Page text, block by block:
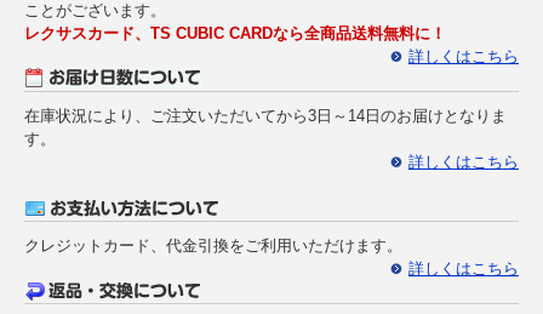
ことがございます。
レクサスカード、TS CUBIC CARDなら全商品送料無料に！
詳しくはこちら
在庫状況により、ご注文いただいてから3日～14日のお届けとなりま
す。
詳しくはこちら
クレジットカード、代金引換をご利用いただけます。
詳しくはこちら